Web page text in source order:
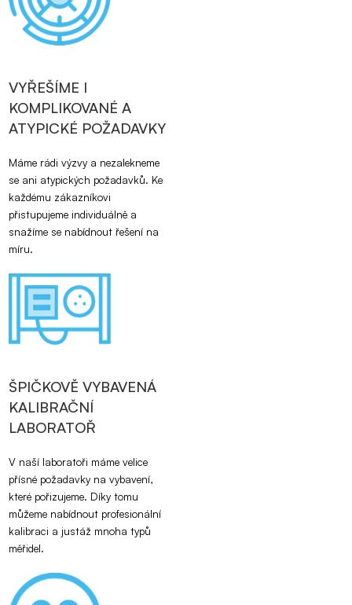
VYŘEŠÍME I
KOMPLIKOVANÉ A
ATYPICKÉ POŽADAVKY
Máme rádi výzvy a nezalekneme
se ani atypických požadavků. Ke
každému zákazníkovi
přistupujeme individuálně a
snažíme se nabídnout řešení na
míru.
ŠPIČKOVĚ VYBAVENÁ
KALIBRAČNÍ
LABORATOŘ
V naší laboratoři máme velice
přísné požadavky na vybavení,
které pořizujeme. Díky tomu
můžeme nabídnout profesionální
kalibraci a justáž mnoha typů
měřidel.